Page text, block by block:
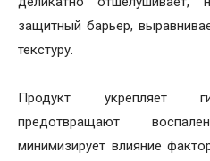
защитный барьер,
текстуру.
Продукт укрепляет
предотвращают
минимизирует влияние